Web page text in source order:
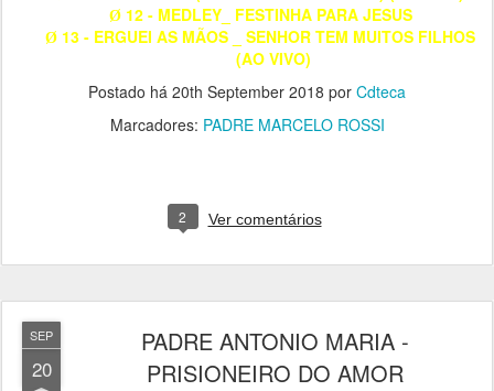
Ø 12 - MEDLEY_ FESTINHA PARA JESUS
Ø 13 - ERGUEI AS MÃOS _ SENHOR TEM MUITOS FILHOS
(AO VIVO)
Postado há 20th September 2018 por Cdteca
Marcadores: PADRE MARCELO ROSSI
2 Ver comentários
SEP
20
PADRE ANTONIO MARIA -
PRISIONEIRO DO AMOR